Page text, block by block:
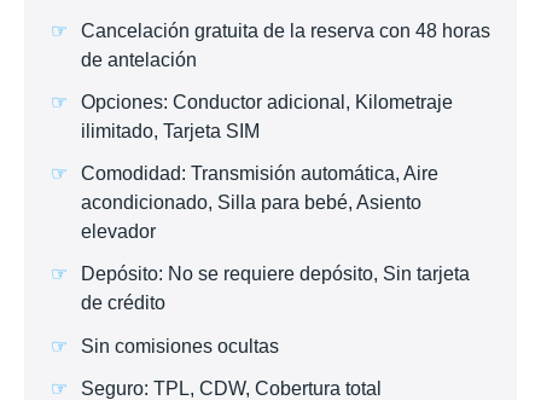
Cancelación gratuita de la reserva con 48 horas
de antelación
Opciones: Conductor adicional, Kilometraje
ilimitado, Tarjeta SIM
Comodidad: Transmisión automática, Aire
acondicionado, Silla para bebé, Asiento
elevador
Depósito: No se requiere depósito, Sin tarjeta
de crédito
Sin comisiones ocultas
Seguro: TPL, CDW, Cobertura total